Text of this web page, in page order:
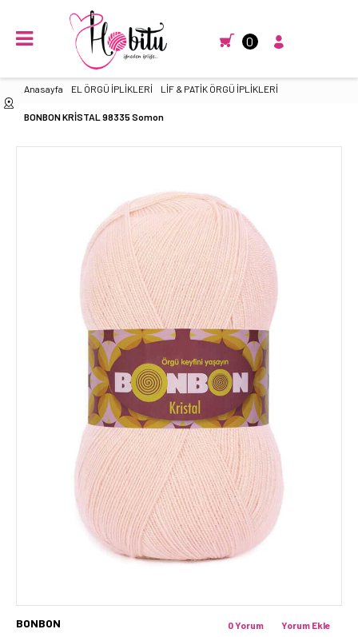
0
Anasayfa EL ÖRGÜ İPLİKLERİ LİF & PATİK ÖRGÜ İPLİKLERİ
BONBON KRİSTAL 98335 Somon
BONBON Yorum Ekle
0 Yorum